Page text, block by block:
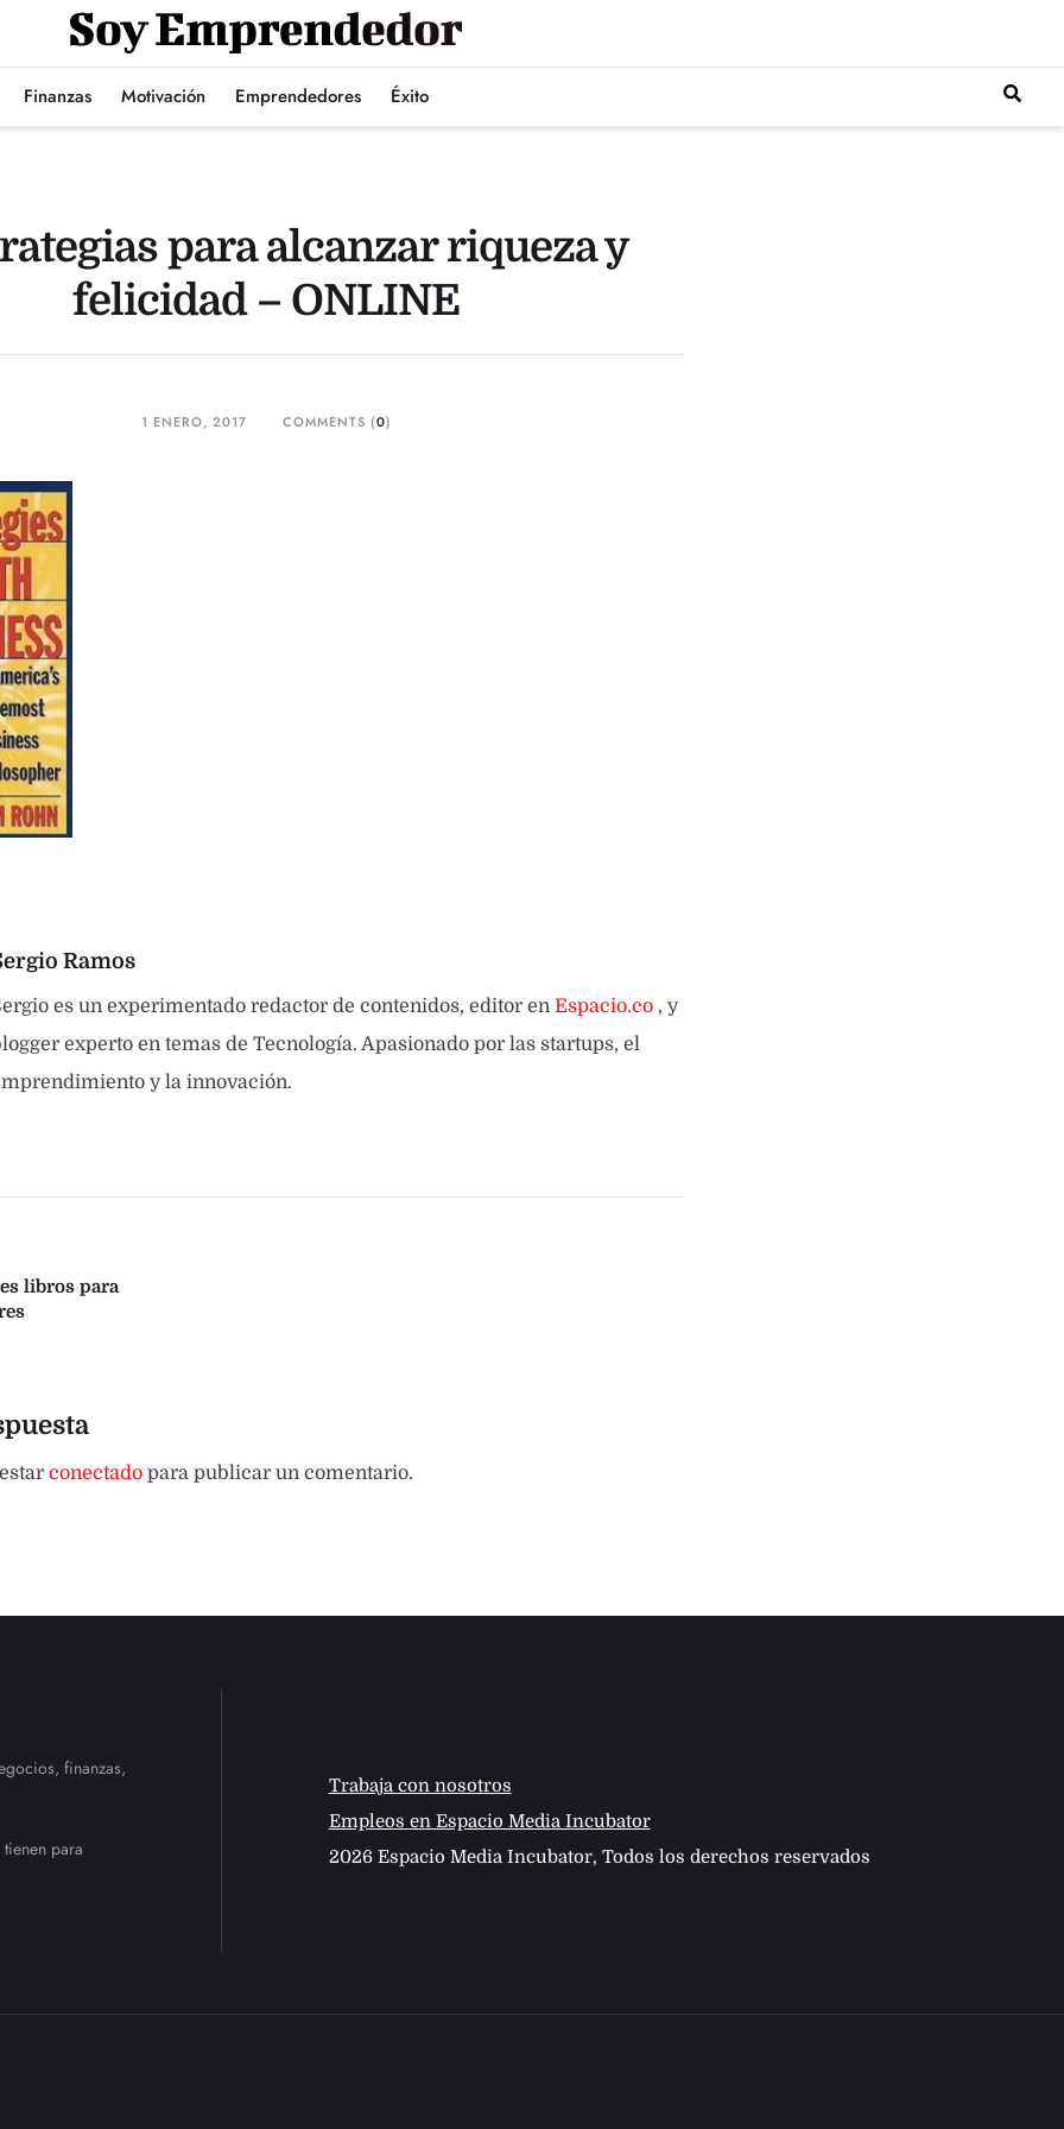
Finanzas Motivación Emprendedores Éxito
para alcanzar riqueza y
felicidad – ONLINE
1 ENERO, 2017 COMMENTS (0)
Ramos
es un experimentado redactor de contenidos, editor en Espacio.co , y
experto en temas de Tecnología. Apasionado por las startups, el
y la innovación.
libros para
conectado para publicar un comentario.
finanzas,
para
Trabaja con nosotros
Empleos en Espacio Media Incubator
2026 Espacio Media Incubator, Todos los derechos reservados